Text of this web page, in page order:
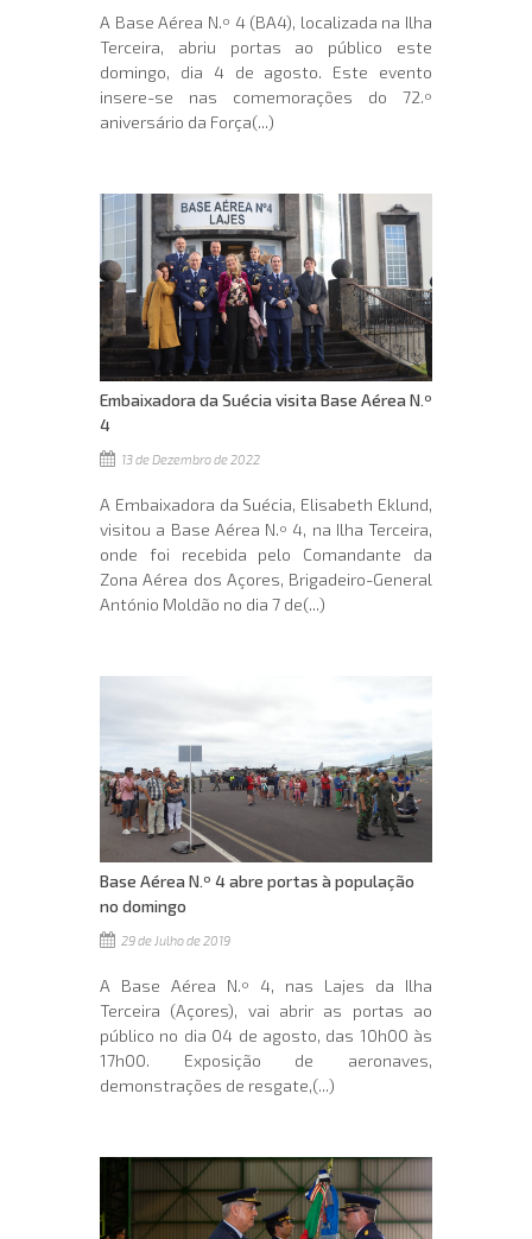
A Base Aérea N.º 4 (BA4), localizada na Ilha
Terceira, abriu portas ao público este
domingo, dia 4 de agosto. Este evento
insere-se nas comemorações do 72.º
aniversário da Força(...)
Embaixadora da Suécia visita Base Aérea N.º
4
13 de Dezembro de 2022
A Embaixadora da Suécia, Elisabeth Eklund,
visitou a Base Aérea N.º 4, na Ilha Terceira,
onde foi recebida pelo Comandante da
Zona Aérea dos Açores, Brigadeiro-General
António Moldão no dia 7 de(...)
Base Aérea N.º 4 abre portas à população
no domingo
29 de Julho de 2019
A Base Aérea N.º 4, nas Lajes da Ilha
Terceira (Açores), vai abrir as portas ao
público no dia 04 de agosto, das 10h00 às
17h00. Exposição de aeronaves,
demonstrações de resgate,(...)